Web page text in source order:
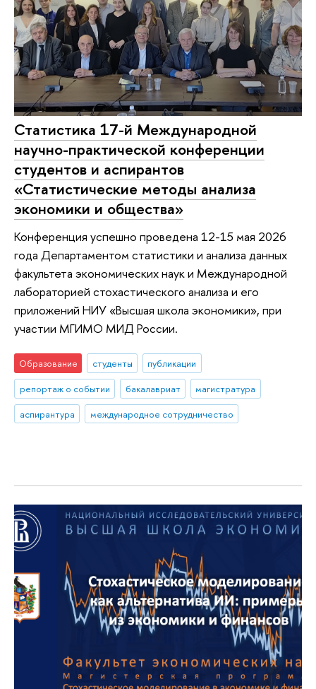
Статистика 17-й Международной
научно-практической конференции
студентов и аспирантов
«Статистические методы анализа
экономики и общества»
Конференция успешно проведена 12-15 мая 2026
года Департаментом статистики и анализа данных
факультета экономических наук и Международной
лабораторией стохастического анализа и его
приложений НИУ «Высшая школа экономики», при
участии МГИМО МИД России.
Образование студенты
публикации
репортаж о событии
бакалавриат
магистратура
аспирантура
международное сотрудничество